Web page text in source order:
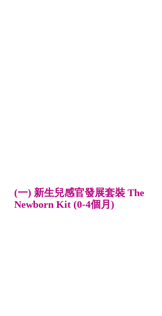
(一) 新生兒感官發展套裝 The
Newborn Kit (0-4個月)